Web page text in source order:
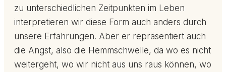
zu unterschiedlichen Zeitpunkten im Leben
interpretieren wir diese Form auch anders durch
unsere Erfahrungen. Aber er repräsentiert auch
die Angst, also die Hemmschwelle, da wo es nicht
weitergeht, wo wir nicht aus uns raus können, wo